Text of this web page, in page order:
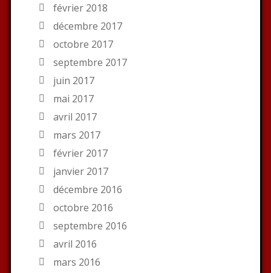
février 2018
décembre 2017
octobre 2017
septembre 2017
juin 2017
mai 2017
avril 2017
mars 2017
février 2017
janvier 2017
décembre 2016
octobre 2016
septembre 2016
avril 2016
mars 2016